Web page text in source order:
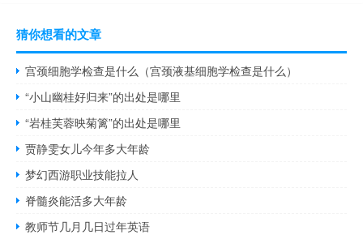
猜你想看的文章
宫颈细胞学检查是什么（宫颈液基细胞学检查是什么）
“小山幽桂好归来”的出处是哪里
“岩桂芙蓉映菊篱”的出处是哪里
贾静雯女儿今年多大年龄
梦幻西游职业技能拉人
脊髓炎能活多大年龄
教师节几月几日过年英语